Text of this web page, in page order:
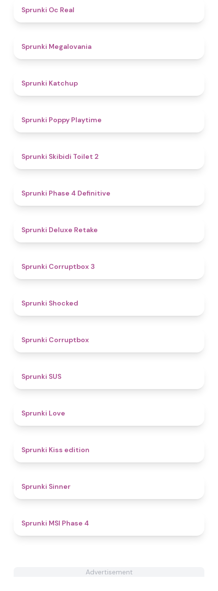
Sprunki Oc Real
Sprunki Megalovania
Sprunki Katchup
Sprunki Poppy Playtime
Sprunki Skibidi Toilet 2
Sprunki Phase 4 Definitive
Sprunki Deluxe Retake
Sprunki Corruptbox 3
Sprunki Shocked
Sprunki Corruptbox
Sprunki SUS
Sprunki Love
Sprunki Kiss edition
Sprunki Sinner
Sprunki MSI Phase 4
Advertisement